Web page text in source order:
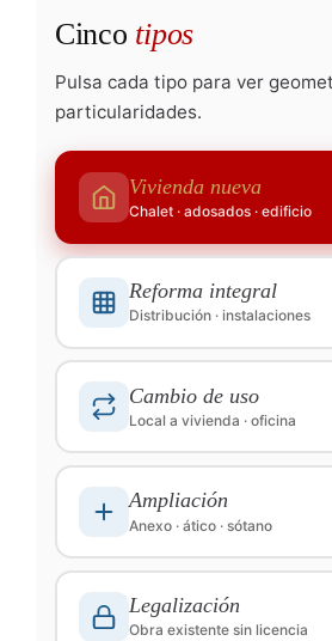
Cinco tipos
Pulsa cada tipo para ver
particularidades.
Vivienda nueva
Chalet · adosados · edificio
Reforma integral
Distribución · instalaciones
Cambio de uso
Local a vivienda · oficina
Ampliación
Anexo · ático · sótano
Legalización
Obra existente sin licencia